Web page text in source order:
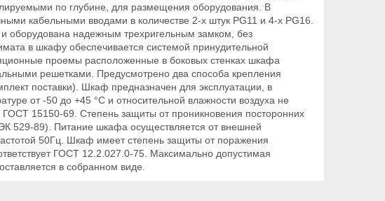
по глубине, для размещения оборудования. В
кабельными вводами в количестве 2-х штук PG11 и 4-х PG16.
оборудована надежным трехригельным замком, без
в шкафу обеспечивается системой принудительной
проемы расположенные в боковых стенках шкафа
решетками. Предусмотрено два способа крепления
поставки). Шкаф предназначен для эксплуатации, в
от -50 до +45 °С и относительной влажности воздуха не
15150-69. Степень защиты от проникновения посторонних
529-89). Питание шкафа осуществляется от внешней
50Гц. Шкаф имеет степень защиты от поражения
ГОСТ 12.2.027.0-75. Максимально допустимая
в собранном виде.